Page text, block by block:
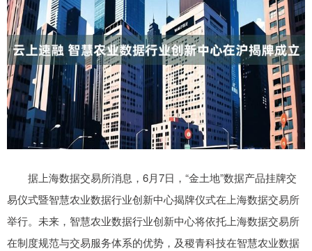
据上海数据交易所消息，6月7日，“金土地”数据产品挂牌交
易仪式暨智慧农业数据行业创新中心揭牌仪式在上海数据交易所
举行。未来，智慧农业数据行业创新中心将依托上海数据交易所
在制度规范与交易服务体系的优势，及稷青科技在智慧农业数据